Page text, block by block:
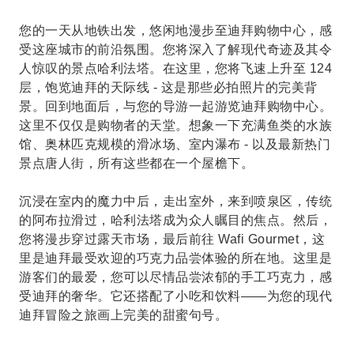
您的一天从地铁出发，悠闲地漫步至迪拜购物中心，感
受这座城市的前沿氛围。您将深入了解现代奇迹及其令
人惊叹的景点哈利法塔。在这里，您将飞速上升至 124
层，饱览迪拜的天际线 - 这是那些必拍照片的完美背
景。回到地面后，与您的导游一起游览迪拜购物中心。
这里不仅仅是购物者的天堂。想象一下充满鱼类的水族
馆、奥林匹克规模的滑冰场、室内瀑布 - 以及最新热门
景点唐人街，所有这些都在一个屋檐下。
沉浸在室内的魔力中后，走出室外，来到喷泉区，传统
的阿布拉滑过，哈利法塔成为众人瞩目的焦点。然后，
您将漫步穿过露天市场，最后前往 Wafi Gourmet，这
里是迪拜最受欢迎的巧克力品尝体验的所在地。这里是
游客们的最爱，您可以尽情品尝浓郁的手工巧克力，感
受迪拜的奢华。它还搭配了小吃和饮料——为您的现代
迪拜冒险之旅画上完美的甜蜜句号。